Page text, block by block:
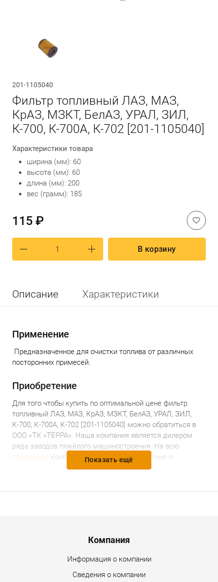
201-1105040
Фильтр топливный ЛАЗ, МАЗ,
КрАЗ, МЗКТ, БелАЗ, УРАЛ, ЗИЛ,
К-700, К-700А, К-702 [201-1105040]
Характеристики товара
ширина (мм): 60
высота (мм): 60
длина (мм): 200
вес (грамм): 185
115 ₽
В корзину
Описание Характеристики
Применение
Предназначенное для очистки топлива от различных
посторонних примесей.
Приобретение
Для того чтобы купить по оптимальной цене фильтр
топливный ЛАЗ, МАЗ, КрАЗ, МЗКТ, БелАЗ, УРАЛ, ЗИЛ,
К-700, К-700А, К-702 [201-1105040] можно обратиться в
ООО «ТК «ТЕРРА». Наша компания является дилером
ряда заводов тяжёлого машиностроения. На всю
продукцию компании установлены доступные и
разумные цены, предоставляется гарантийное и
Показать ещё
Компания
Информация о компании
Сведения о компании